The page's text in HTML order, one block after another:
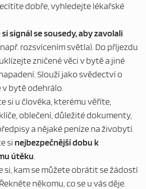
dobře, vyhledejte lékařské
signál se sousedy, aby zavolali
rozsvícením světla). Do příjezdu
zničené věci v bytě a jiné
Slouží jako svědectví o
v bytě odehrálo.
si u člověka, kterému věříte,
oblečení, důležité dokumenty,
a nějaké peníze na živobytí.
si nejbezpečnější dobu k
útěku
si, kam se můžete obrátit se žádostí
někomu, co se u vás děje.